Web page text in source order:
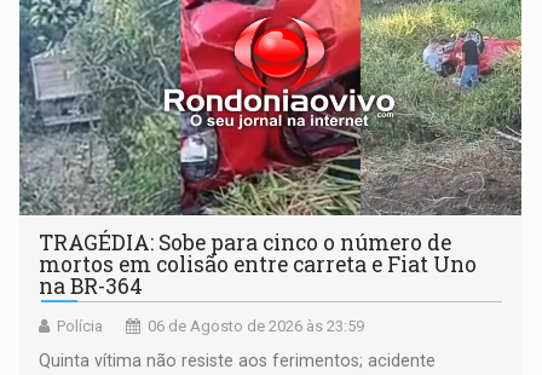
TRAGÉDIA: Sobe para cinco o número de
mortos em colisão entre carreta e Fiat Uno
na BR-364
Polícia 06 de Agosto de 2026 às 23:59
Quinta vítima não resiste aos ferimentos; acidente